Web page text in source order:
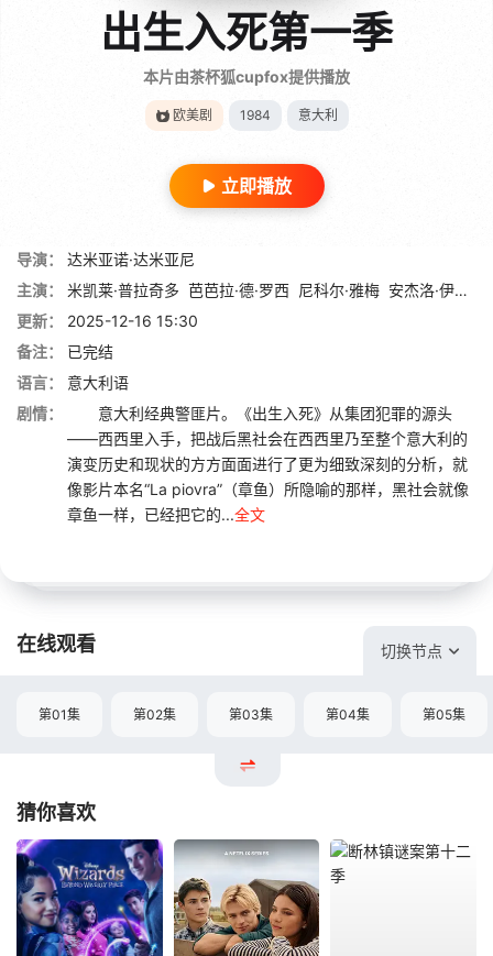
出生入死第一季
本片由茶杯狐cupfox提供播放
欧美剧 1984 意大利
立即播放
导演：
达米亚诺·达米亚尼
主演：
米凯莱·普拉奇多 芭芭拉·德·罗西 尼科尔·雅梅 安杰洛·伊凡蒂
更新：
2025-12-16 15:30
备注：
已完结
语言：
意大利语
剧情：
意大利经典警匪片。《出生入死》从集团犯罪的源头
——西西里入手，把战后黑社会在西西里乃至整个意大利的
演变历史和现状的方方面面进行了更为细致深刻的分析，就
像影片本名“La piovra”（章鱼）所隐喻的那样，黑社会就像
章鱼一样，已经把它的...全文
在线观看 切换节点
第01集 第02集 第03集 第04集 第05集
猜你喜欢